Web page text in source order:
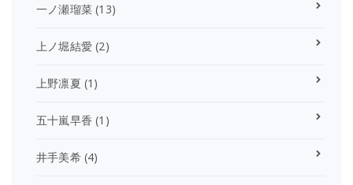
一ノ瀬瑠菜 (13)
上ノ堀結愛 (2)
上野凛夏 (1)
五十嵐早香 (1)
井手美希(4)